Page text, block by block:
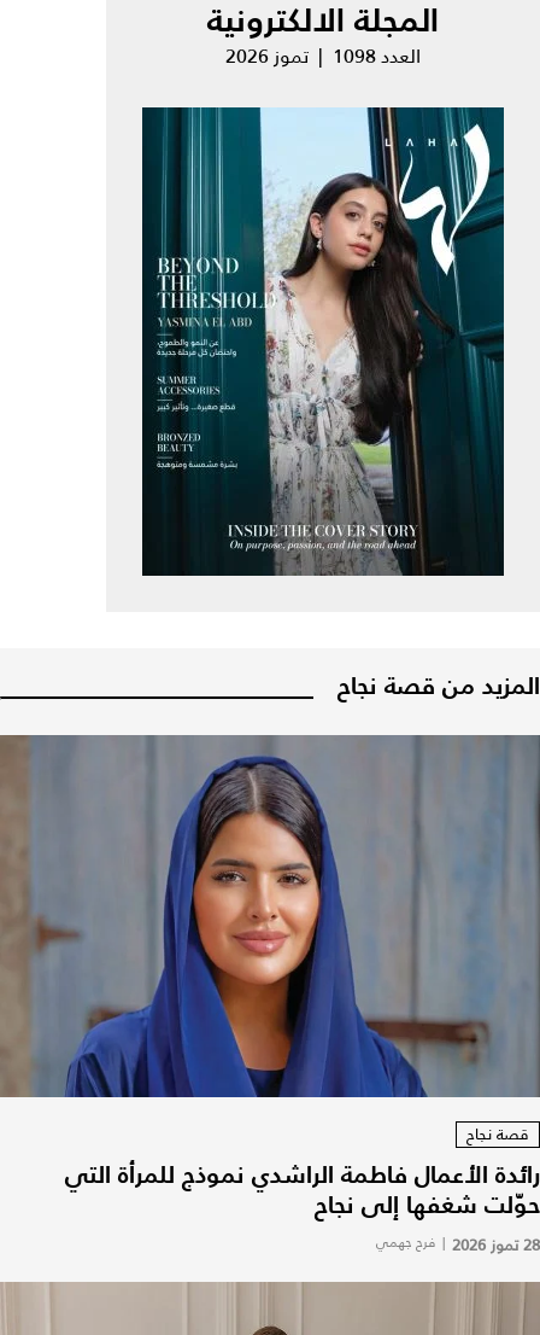
المجلة الالكترونية
العدد 1098 | تموز 2026
المزيد من قصة نجاح
قصة نجاح
رائدة الأعمال فاطمة الراشدي نموذج للمرأة التي
حوّلت شغفها إلى نجاح
28 تموز 2026 | فرح جهمي